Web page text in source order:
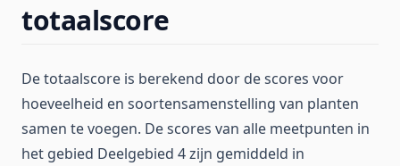
totaalscore
De totaalscore is berekend door de scores voor
hoeveelheid en soortensamenstelling van planten
samen te voegen. De scores van alle meetpunten in
het gebied Deelgebied 4 zijn gemiddeld in